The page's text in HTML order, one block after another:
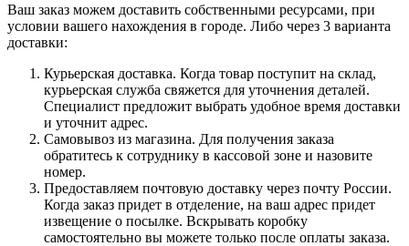
Ваш заказ можем доставить собственными ресурсами, при
условии вашего нахождения в городе. Либо через 3 варианта
доставки:
Курьерская доставка. Когда товар поступит на склад,
курьерская служба свяжется для уточнения деталей.
Специалист предложит выбрать удобное время доставки
и уточнит адрес.
Самовывоз из магазина. Для получения заказа
обратитесь к сотруднику в кассовой зоне и назовите
номер.
Предоставляем почтовую доставку через почту России.
Когда заказ придет в отделение, на ваш адрес придет
извещение о посылке. Вскрывать коробку
самостоятельно вы можете только после оплаты заказа.